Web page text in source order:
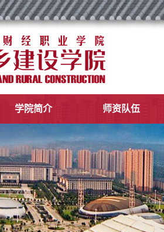
学院简介 师资队伍